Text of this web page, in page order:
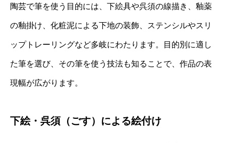
陶芸で筆を使う目的には、下絵具や呉須の線描き、釉薬
の釉掛け、化粧泥による下地の装飾、ステンシルやスリ
ップトレーリングなど多岐にわたります。目的別に適し
た筆を選び、その筆を使う技法も知ることで、作品の表
現幅が広がります。
下絵・呉須（ごす）による絵付け